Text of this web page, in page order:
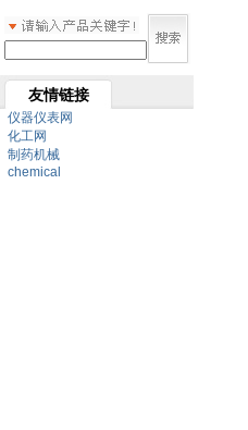
友情链接
仪器仪表网
化工网
制药机械
chemical